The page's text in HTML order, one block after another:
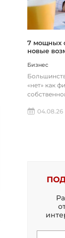
7 мощных
новые
Бизнес
«нет» как
04.08.26